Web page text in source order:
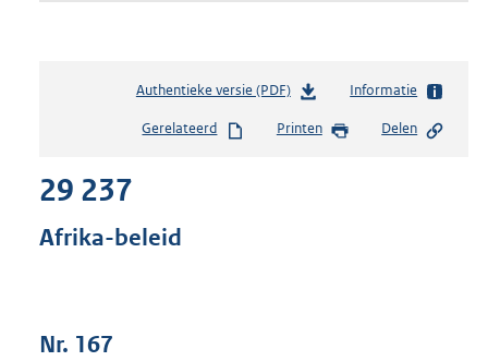
Authentieke versie (PDF)b
s
Informatie
Gerelateerd Printen Delen
29 237
Afrika-beleid
Nr. 167